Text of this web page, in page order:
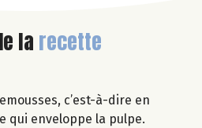
larecette
c’est-à-dire en
qui enveloppe la pulpe.